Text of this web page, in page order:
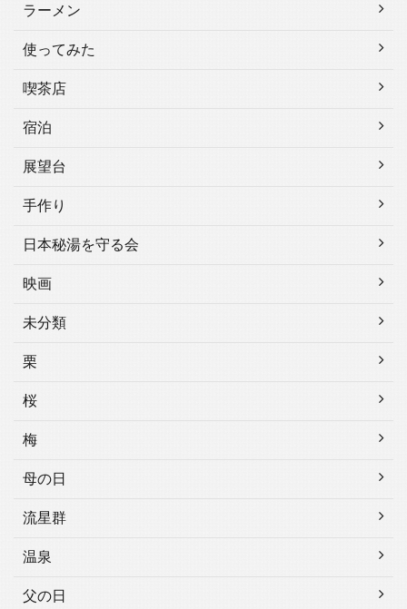
ラーメン
使ってみた
喫茶店
宿泊
展望台
手作り
日本秘湯を守る会
映画
未分類
栗
桜
梅
母の日
流星群
温泉
父の日